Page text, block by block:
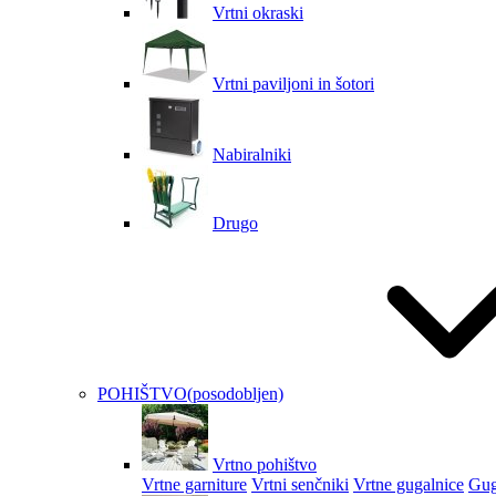
Vrtni okraski
Vrtni paviljoni in šotori
Nabiralniki
Drugo
POHIŠTVO(posodobljen)
Vrtno pohištvo
Vrtne garniture Vrtni senčniki Vrtne gugalnice